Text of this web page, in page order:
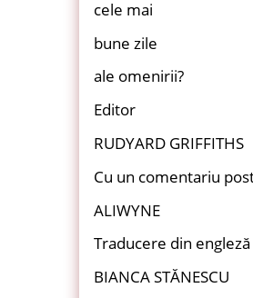
cele mai
bune zile
ale omenirii?
Editor
RUDYARD GRIFFITHS
Cu un comentariu
ALIWYNE
Traducere din
BIANCA STĂNESCU